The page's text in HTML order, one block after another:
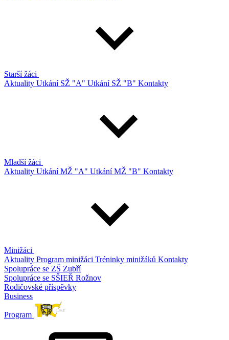
Starší žáci
Aktuality Utkání SŽ "A" Utkání SŽ "B" Kontakty
Mladší žáci
Aktuality Utkání MŽ "A" Utkání MŽ "B" Kontakty
Minižáci
Aktuality Program minižáci Tréninky minižáků Kontakty
Spolupráce se ZŠ Zubří
Spolupráce se SŠIEŘ Rožnov
Rodičovské příspěvky
Business
Program